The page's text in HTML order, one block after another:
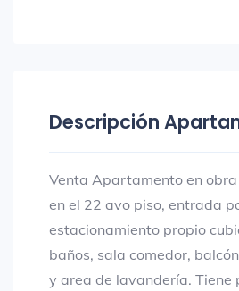
Descripción
Venta Apartamento en
en el 22 avo piso, entrada
estacionamiento propio
baños, sala comedor,
y area de lavandería. Tiene